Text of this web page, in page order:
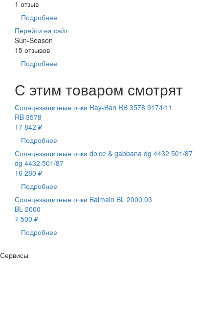
1 отзыв
Подробнее
Перейти на сайт
Sun-Season
15 отзывов
Подробнее
С этим товаром смотрят
Солнцезащитные очки Ray-Ban RB 3578 9174/11
RB 3578
17 842 ₽
Подробнее
Солнцезащитные очки dolce & gabbana dg 4432 501/87
dg 4432 501/87
16 280 ₽
Подробнее
Солнцезащитные очки Balmain BL 2000 03
BL 2000
7 500 ₽
Подробнее
Сервисы